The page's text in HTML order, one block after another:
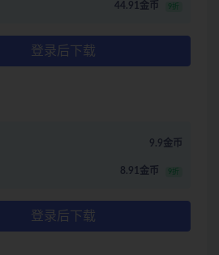
44.91金币 9折
登录后下载
9.9金币
8.91金币 9折
登录后下载